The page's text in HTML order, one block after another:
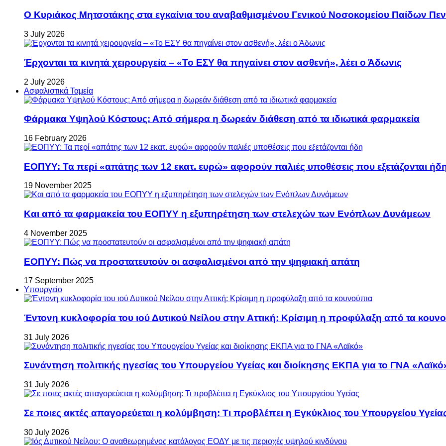
Ο Κυριάκος Μητσοτάκης στα εγκαίνια του αναβαθμισμένου Γενικού Νοσοκομείου Παίδων
3 July 2026
Έρχονται τα κινητά χειρουργεία – «Το ΕΣΥ θα πηγαίνει στον ασθενή», λέει ο Άδωνις
2 July 2026
Ασφαλιστικά Ταμεία
Φάρμακα Υψηλού Κόστους: Από σήμερα η δωρεάν διάθεση από τα ιδιωτικά φαρμακεία
16 February 2026
ΕΟΠΥΥ: Τα περί «απάτης των 12 εκατ. ευρώ» αφορούν παλιές υποθέσεις που εξετάζονται
19 November 2025
Και από τα φαρμακεία του ΕΟΠΥΥ η εξυπηρέτηση των στελεχών των Ενόπλων Δυνάμεων
4 November 2025
ΕΟΠΥΥ: Πώς να προστατευτούν οι ασφαλισμένοι από την ψηφιακή απάτη
17 September 2025
Υπουργείο
Έντονη κυκλοφορία του ιού Δυτικού Νείλου στην Αττική: Κρίσιμη η προφύλαξη από τα
31 July 2026
Συνάντηση πολιτικής ηγεσίας του Υπουργείου Υγείας και διοίκησης ΕΚΠΑ για το ΓΝΑ
31 July 2026
Σε ποιες ακτές απαγορεύεται η κολύμβηση: Τι προβλέπει η Εγκύκλιος του Υπουργείου
30 July 2026